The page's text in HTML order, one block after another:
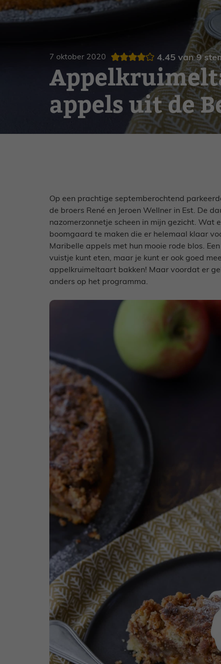
7 oktober 2020 4.45 van9
appels uit de
Op een prachtige septemberochtend
de broers René en Jeroen Wellner in Est. De
nazomerzonnetje scheen in mijn gezicht. Wat
boomgaard te maken die er helemaal klaar
Maribelle appels met hun mooie rode blos.
vuistje kunt eten, maar je kunt er ook goed
appelkruimeltaart bakken! Maar voordat er
anders op het programma.